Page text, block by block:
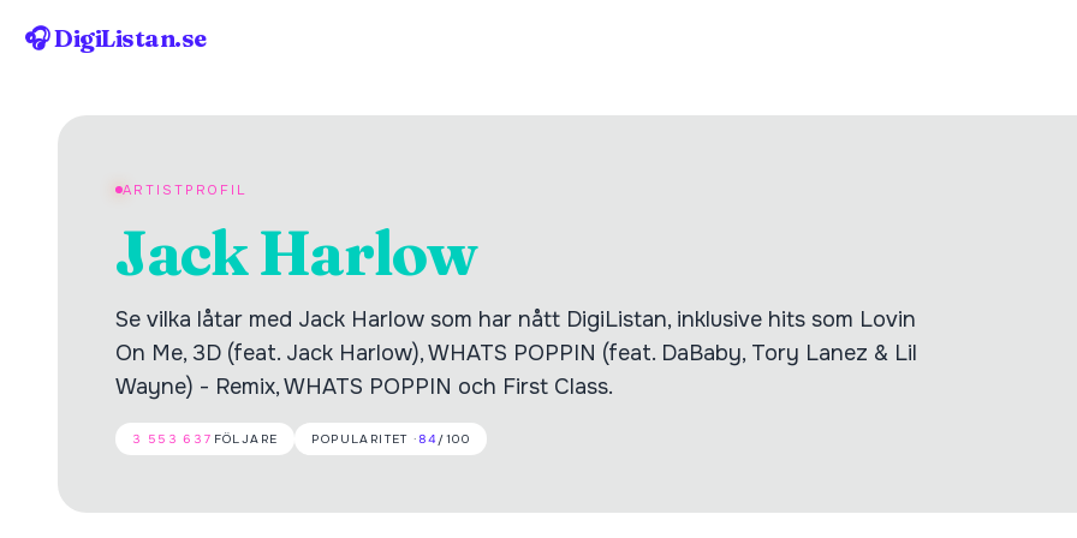
🎧 DigiListan.se
ARTISTPROFIL
Jack Harlow
Se vilka låtar med Jack Harlow som har nått DigiListan, inklusive hits som Lovin
On Me, 3D (feat. Jack Harlow), WHATS POPPIN (feat. DaBaby, Tory Lanez & Lil
Wayne) - Remix, WHATS POPPIN och First Class.
3 553 637 FÖLJARE POPULARITET · 84 /100